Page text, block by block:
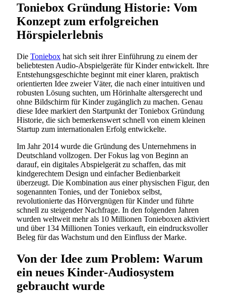
Toniebox Gründung Historie: Vom
Konzept zum erfolgreichen
Hörspielerlebnis
Die Toniebox hat sich seit ihrer Einführung zu einem der
beliebtesten Audio-Abspielgeräte für Kinder entwickelt. Ihre
Entstehungsgeschichte beginnt mit einer klaren, praktisch
orientierten Idee zweier Väter, die nach einer intuitiven und
robusten Lösung suchten, um Hörinhalte altersgerecht und
ohne Bildschirm für Kinder zugänglich zu machen. Genau
diese Idee markiert den Startpunkt der Toniebox Gründung
Historie, die sich bemerkenswert schnell von einem kleinen
Startup zum internationalen Erfolg entwickelte.
Im Jahr 2014 wurde die Gründung des Unternehmens in
Deutschland vollzogen. Der Fokus lag von Beginn an
darauf, ein digitales Abspielgerät zu schaffen, das mit
kindgerechtem Design und einfacher Bedienbarkeit
überzeugt. Die Kombination aus einer physischen Figur, den
sogenannten Tonies, und der Toniebox selbst,
revolutionierte das Hörvergnügen für Kinder und führte
schnell zu steigender Nachfrage. In den folgenden Jahren
wurden weltweit mehr als 10 Millionen Tonieboxen aktiviert
und über 134 Millionen Tonies verkauft, ein eindrucksvoller
Beleg für das Wachstum und den Einfluss der Marke.
Von der Idee zum Problem: Warum
ein neues Kinder-Audiosystem
gebraucht wurde